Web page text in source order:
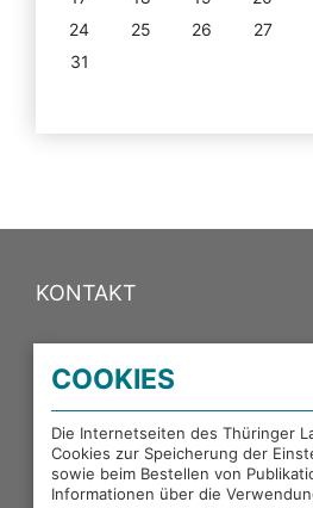
24
25 26 27
31
KONTAKT
PORTALE DES
EXTERNE LINKS
COOKIES
Die Internetseiten des Thüringer
Cookies zur Speicherung der
sowie beim Bestellen von
Informationen über die